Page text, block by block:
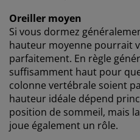
Oreiller moyen
Si vous dormez
hauteur moyenne pourrait
parfaitement. En règle
suffisamment haut pour
colonne vertébrale soient
hauteur idéale dépend
position de sommeil, mais
joue également un rôle.
exemple Google, Meta et
des publicités personnalisées
pouvez en savoir plus sur les
dans la section « Modifier » et
consentement en cliquant sur
cliquant sur « Accepter tout »,
finalités. En savoir plus sur
traitement des données
politique relative aux cookies.